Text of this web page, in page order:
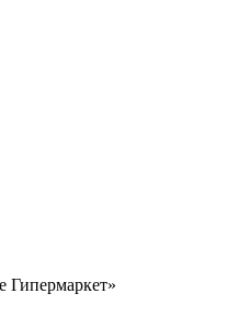
Гипермаркет»